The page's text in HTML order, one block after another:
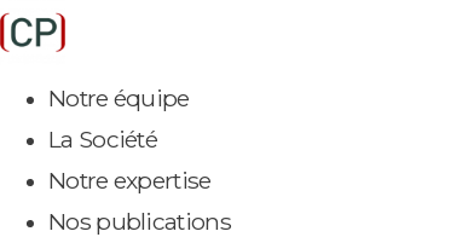
Aller
au
contenuNotre équipe
La Société
Notre expertise
Nos publications